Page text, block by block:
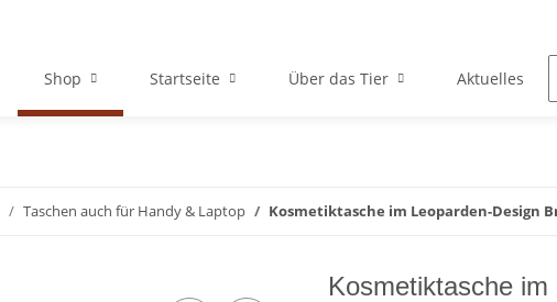
Shop Startseite Über das Tier Aktuelles
Taschen auch für Handy & Laptop Kosmetiktasche im Leoparden-Design
Kosmetiktasche